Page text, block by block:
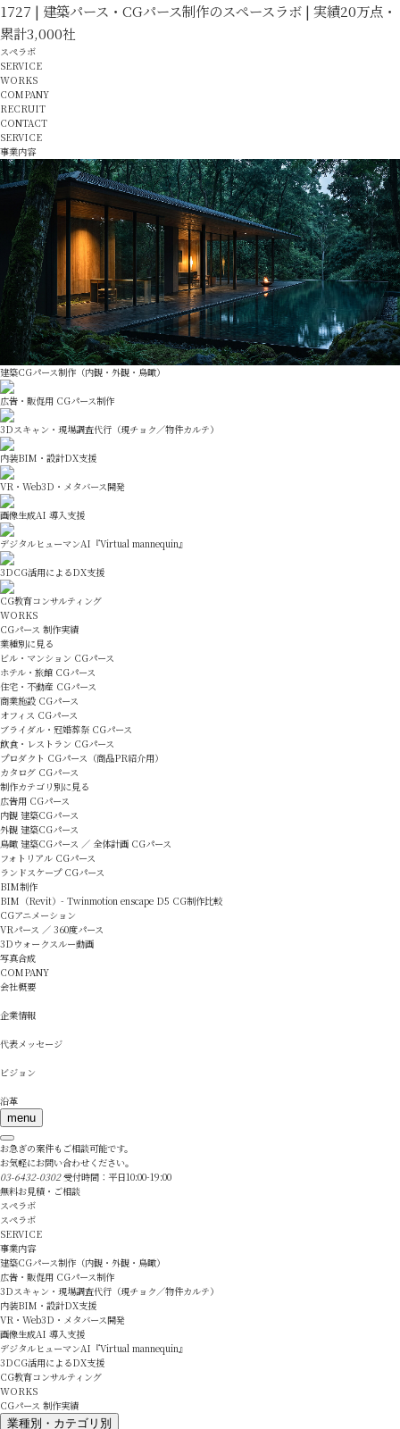
1727 | 建築パース・CGパース制作のスペースラボ | 実績20万点・
累計3,000社
スペラボ
SERVICE
WORKS
COMPANY
RECRUIT
CONTACT
SERVICE
事業内容
建築CGパース制作（内観・外観・鳥瞰）
広告・販促用 CGパース制作
3Dスキャン・現場調査代行（現チョク／物件カルテ）
内装BIM・設計DX支援
VR・Web3D・メタバース開発
画像生成AI 導入支援
デジタルヒューマンAI『Virtual mannequin』
3DCG活用によるDX支援
CG教育コンサルティング
WORKS
CGパース 制作実績
業種別に見る
ビル・マンション CGパース
ホテル・旅館 CGパース
住宅・不動産 CGパース
商業施設 CGパース
オフィス CGパース
ブライダル・冠婚葬祭 CGパース
飲食・レストラン CGパース
プロダクト CGパース（商品PR紹介用）
カタログ CGパース
制作カテゴリ別に見る
広告用 CGパース
内観 建築CGパース
外観 建築CGパース
鳥瞰 建築CGパース ／ 全体計画 CGパース
フォトリアル CGパース
ランドスケープ CGパース
BIM制作
BIM（Revit）- Twinmotion enscape D5 CG制作比較
CGアニメーション
VRパース ／ 360度パース
3Dウォークスルー動画
写真合成
COMPANY
会社概要
企業情報
代表メッセージ
ビジョン
沿革
menu
お急ぎの案件もご相談可能です。
お気軽にお問い合わせください。
03-6432-0302 受付時間：平日10:00-19:00
無料お見積・ご相談
スペラボ
スペラボ
SERVICE
事業内容
建築CGパース制作（内観・外観・鳥瞰）
広告・販促用 CGパース制作
3Dスキャン・現場調査代行（現チョク／物件カルテ）
内装BIM・設計DX支援
VR・Web3D・メタバース開発
画像生成AI 導入支援
デジタルヒューマンAI『Virtual mannequin』
3DCG活用によるDX支援
CG教育コンサルティング
WORKS
CGパース 制作実績
業種別・カテゴリ別